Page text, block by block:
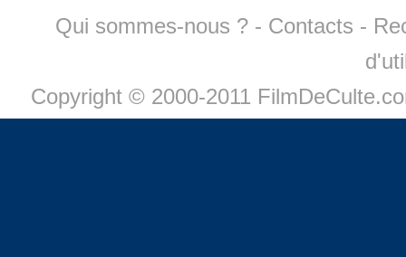
Qui sommes-nous ? - Contacts -
Copyright © 2000-2011